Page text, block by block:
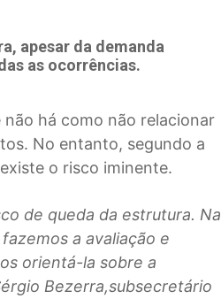
apesar da demanda
as ocorrências.
há como não relacionar
No entanto, segundo a
o risco iminente.
de queda da estrutura. Na
a avaliação e
orientá-la sobre a
Bezerra,subsecretário